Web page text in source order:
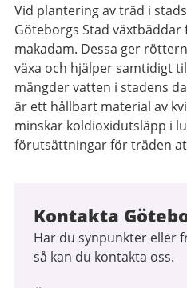
Vid plantering av träd i
Göteborgs Stad
makadam. Dessa ger
växa och hjälper samtidigt
mängder vatten i stadens
är ett hållbart material av
minskar koldioxidutsläpp i
förutsättningar för träden
Kontakta
Har du synpunkter eller
så kan du kontakta oss.